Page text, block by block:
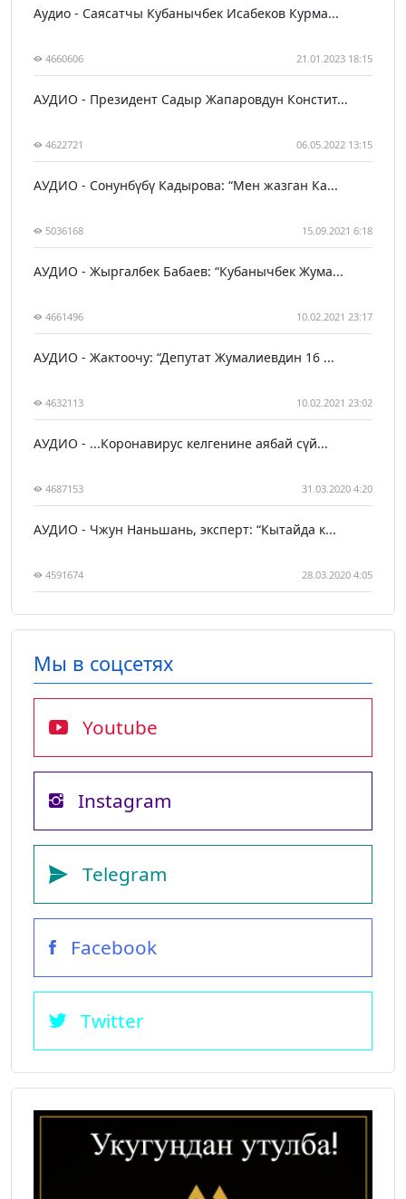
Аудио - Саясатчы Кубанычбек Исабеков Курма...
4660606 21.01.2023 18:15
АУДИО - Президент Садыр Жапаровдун Констит...
4622721 06.05.2022 13:15
АУДИО - Сонунбүбү Кадырова: “Мен жазган Ка...
5036168 15.09.2021 6:18
АУДИО - Жыргалбек Бабаев: “Кубанычбек Жума...
4661496 10.02.2021 23:17
АУДИО - Жактоочу: “Депутат Жумалиевдин 16 ...
4632113 10.02.2021 23:02
АУДИО - ...Коронавирус келгенине аябай сүй...
4687153 31.03.2020 4:20
АУДИО - Чжун Наньшань, эксперт: “Кытайда к...
4591674 28.03.2020 4:05
Мы в соцсетях
Youtube
Instagram
Telegram
Facebook
Twitter